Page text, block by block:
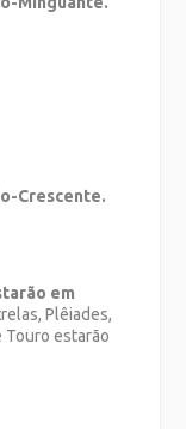
Crescente.
em
Plêiades,
estarão